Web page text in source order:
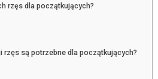
rzęs dla początkujących?
rzęs są potrzebne dla początkujących?